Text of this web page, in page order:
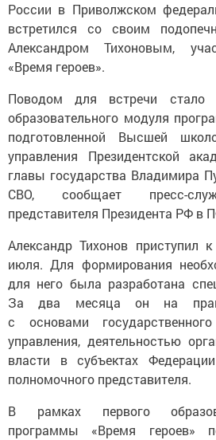
России в Приволжском
встретился со своим
Александром Тихоновым,
«Время героев».
Поводом для встречи стало
образовательного модуля
подготовленной Высшей
управления Президентской
главы государства Владимира
СВО, сообщает пресс-
представителя Президента РФ в
Александр Тихонов приступил
июля. Для формирования
для него была разработана
За два месяца он на
с основами
управления, деятельностью
власти в субъектах
полномочного представителя.
В рамках первого
программы «Время героев»